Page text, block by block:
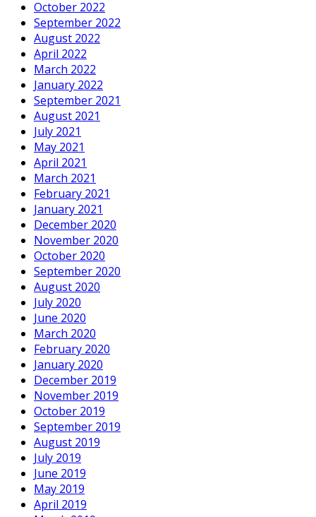
October 2022
September 2022
August 2022
April 2022
March 2022
January 2022
September 2021
August 2021
July 2021
May 2021
April 2021
March 2021
February 2021
January 2021
December 2020
November 2020
October 2020
September 2020
August 2020
July 2020
June 2020
March 2020
February 2020
January 2020
December 2019
November 2019
October 2019
September 2019
August 2019
July 2019
June 2019
May 2019
April 2019